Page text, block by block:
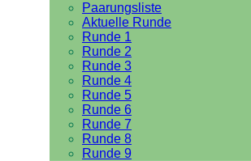
Paarungsliste
Aktuelle Runde
Runde 1
Runde 2
Runde 3
Runde 4
Runde 5
Runde 6
Runde 7
Runde 8
Runde 9